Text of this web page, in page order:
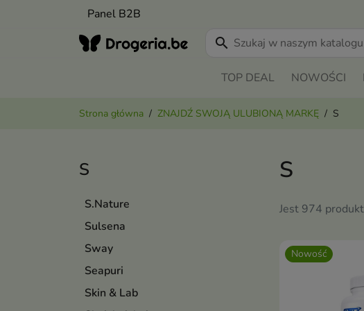
Panel B2B
search
TOP DEAL NOWOŚCI
Strona główna ZNAJDŹ SWOJĄ ULUBIONĄ MARKĘ S
S
S.Nature
Sulsena
Sway
Seapuri
Skin & Lab
S
Jest 974
Nowość